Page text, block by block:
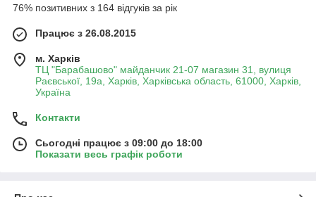
76% позитивних з 164 відгуків за рік
Працює з 26.08.2015
м. Харків
ТЦ "Барабашово" майданчик 21-07 магазин 31, вулиця
Раєвської, 19а, Харків, Харківська область, 61000, Харків,
Україна
Контакти
Сьогодні працює з 09:00 до 18:00
Показати весь графік роботи